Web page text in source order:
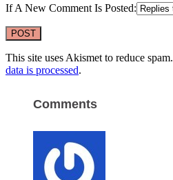
If A New Comment Is Posted:
This site uses Akismet to reduce spam.
data is processed.
Comments